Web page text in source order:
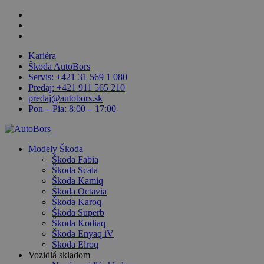
Skip
main
Kariéra
Škoda AutoBors
Servis: +421 31 569 1 080
Predaj: +421 911 565 210
predaj@autobors.sk
Pon – Pia: 8:00 – 17:00
search
Menu
Modely Škoda
Škoda Fabia
Škoda Scala
Škoda Kamiq
Škoda Octavia
Škoda Karoq
Škoda Superb
Škoda Kodiaq
Škoda Enyaq iV
Škoda Elroq
Vozidlá skladom